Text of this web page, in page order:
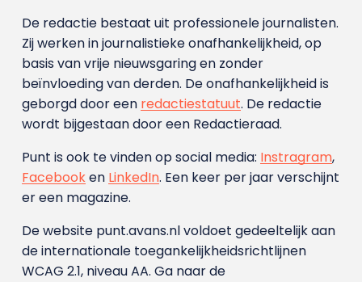
De redactie bestaat uit professionele journalisten.
Zij werken in journalistieke onafhankelijkheid, op
basis van vrije nieuwsgaring en zonder
beïnvloeding van derden. De onafhankelijkheid is
geborgd door een redactiestatuut. De redactie
wordt bijgestaan door een Redactieraad.
Punt is ook te vinden op social media: Instragram,
Facebooken LinkedIn. Een keer per jaar verschijnt
er een magazine.
De website punt.avans.nl voldoet gedeeltelijk aan
de internationale toegankelijkheidsrichtlijnen
WCAG 2.1, niveau AA. Ga naar de